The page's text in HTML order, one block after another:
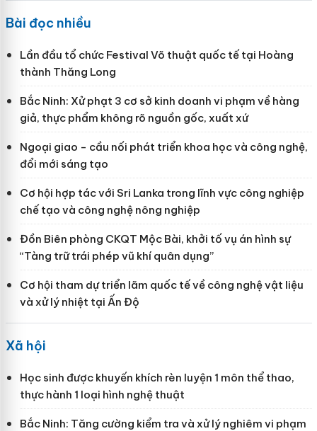
Bài đọc nhiều
Lần đầu tổ chức Festival Võ thuật quốc tế tại Hoàng
thành Thăng Long
Bắc Ninh: Xử phạt 3 cơ sở kinh doanh vi phạm về hàng
giả, thực phẩm không rõ nguồn gốc, xuất xứ
Ngoại giao - cầu nối phát triển khoa học và công nghệ,
đổi mới sáng tạo
Cơ hội hợp tác với Sri Lanka trong lĩnh vực công nghiệp
chế tạo và công nghệ nông nghiệp
Đồn Biên phòng CKQT Mộc Bài, khởi tố vụ án hình sự
“Tàng trữ trái phép vũ khí quân dụng”
Cơ hội tham dự triển lãm quốc tế về công nghệ vật liệu
và xử lý nhiệt tại Ấn Độ
Xã hội
Học sinh được khuyến khích rèn luyện 1 môn thể thao,
thực hành 1 loại hình nghệ thuật
Bắc Ninh: Tăng cường kiểm tra và xử lý nghiêm vi phạm